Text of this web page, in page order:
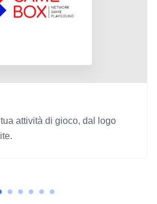
attività di gioco, dal logo